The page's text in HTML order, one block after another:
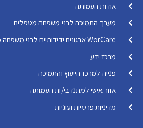
אודות העמותה
מערך התמיכה לבני משפחה מטפלים
WorCare ארגונים ידידותיים לבני משפחה מטפלים
מרכז ידע
פנייה למרכז הייעוץ והתמיכה
אזור אישי למתנדבי/ות העמותה
מדיניות פרטיות ועוגיות